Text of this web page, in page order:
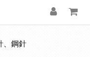
、鋼針